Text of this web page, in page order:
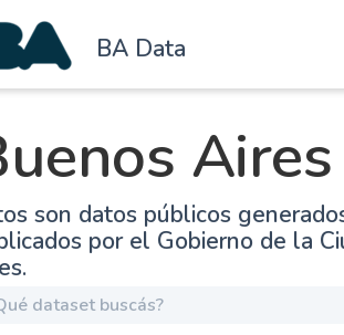
BA Data
son datos públicos
por el Gobierno de la